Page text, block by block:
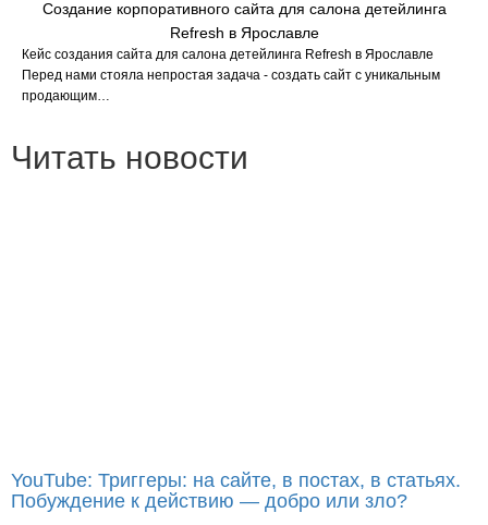
Создание корпоративного сайта для салона детейлинга
Refresh в Ярославле
Кейс создания сайта для салона детейлинга Refresh в Ярославле
Перед нами стояла непростая задача - создать сайт с уникальным
продающим…
Читать новости
YouTube: Триггеры: на сайте, в постах, в статьях.
Побуждение к действию — добро или зло?